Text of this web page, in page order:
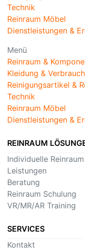
Technik
Reinraum Möbel
Dienstleistungen &
Menü
Reinraum &
Kleidung &
Reinigungsartikel &
Technik
Reinraum Möbel
Dienstleistungen &
REINRAUM
Individuelle
Leistungen
Beratung
Reinraum Schulung
VR/MR/AR Training
SERVICES
Kontakt